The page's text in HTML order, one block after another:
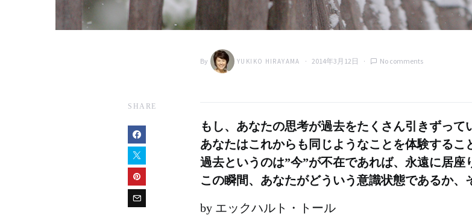
By YUKIKO HIRAYAMA 2014年3月12日 No comments
SHARE
もし、あなたの思考が過去をたくさん引きずって
あなたはこれからも同じようなことを体験するこ
過去というのは”今”が不在であれば、永遠に居座
この瞬間、あなたがどういう意識状態であるか、
by エックハルト・トール